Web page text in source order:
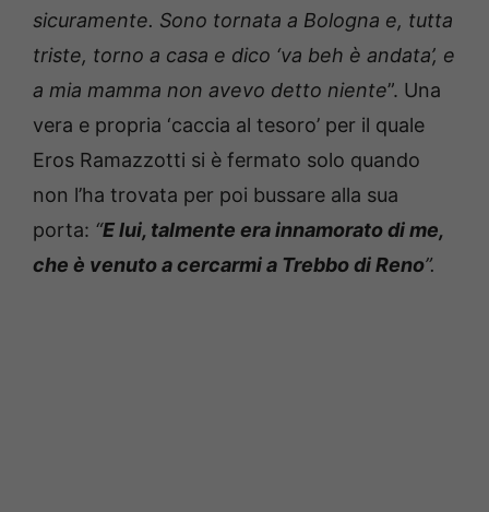
sicuramente. Sono tornata a Bologna e, tutta
triste, torno a casa e dico ‘va beh è andata’, e
a mia mamma non avevo detto niente”. Una
vera e propria ‘caccia al tesoro’ per il quale
Eros Ramazzotti si è fermato solo quando
non l’ha trovata per poi bussare alla sua
porta: “E lui, talmente era innamorato di me,
che è venuto a cercarmi a Trebbo di Reno”.